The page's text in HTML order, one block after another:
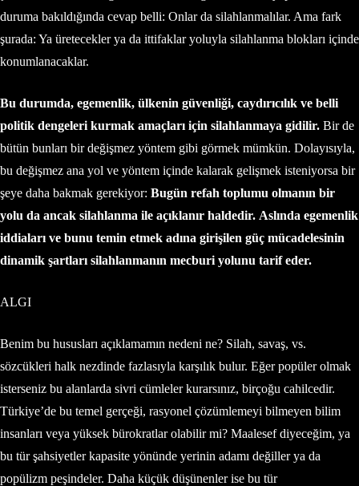
duruma bakıldığında cevap belli: Onlar da silahlanmalılar. Ama fark
şurada: Ya üretecekler ya da ittifaklar yoluyla silahlanma blokları içinde
konumlanacaklar.
Bu durumda, egemenlik, ülkenin güvenliği, caydırıcılık ve belli
politik dengeleri kurmak amaçları için silahlanmaya gidilir. Bir de
bütün bunları bir değişmez yöntem gibi görmek mümkün. Dolayısıyla,
bu değişmez ana yol ve yöntem içinde kalarak gelişmek isteniyorsa bir
şeye daha bakmak gerekiyor: Bugün refah toplumu olmanın bir
yolu da ancak silahlanma ile açıklanır haldedir. Aslında egemenlik
iddiaları ve bunu temin etmek adına girişilen güç mücadelesinin
dinamik şartları silahlanmanın mecburi yolunu tarif eder.
ALGI
Benim bu hususları açıklamamın nedeni ne? Silah, savaş, vs.
sözcükleri halk nezdinde fazlasıyla karşılık bulur. Eğer popüler olmak
isterseniz bu alanlarda sivri cümleler kurarsınız, birçoğu cahilcedir.
Türkiye’de bu temel gerçeği, rasyonel çözümlemeyi bilmeyen bilim
insanları veya yüksek bürokratlar olabilir mi? Maalesef diyeceğim, ya
bu tür şahsiyetler kapasite yönünde yerinin adamı değiller ya da
popülizm peşindeler. Daha küçük düşünenler ise bu tür